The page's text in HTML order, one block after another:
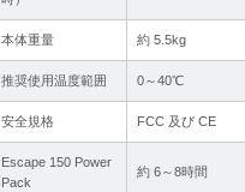
本体重量 約 5.5kg
推奨使用温度範囲 0～40℃
安全規格 FCC 及び CE
Escape 150 Power
Pack
約 6～8時間